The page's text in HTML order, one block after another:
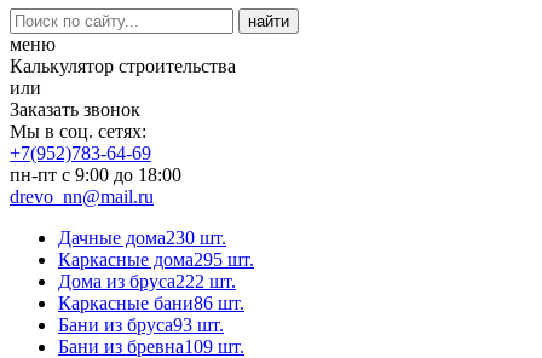
меню
Калькулятор строительства
или
Заказать звонок
Мы в соц. сетях:
+7(952)783-64-69
пн-пт с 9:00 до 18:00
drevo_nn@mail.ru
Дачные дома230 шт.
Каркасные дома295 шт.
Дома из бруса222 шт.
Каркасные бани86 шт.
Бани из бруса93 шт.
Бани из бревна109 шт.